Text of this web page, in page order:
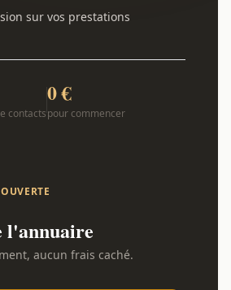
sur vos prestations
contacts
0 €
pour commencer
l'annuaire
aucun frais caché.